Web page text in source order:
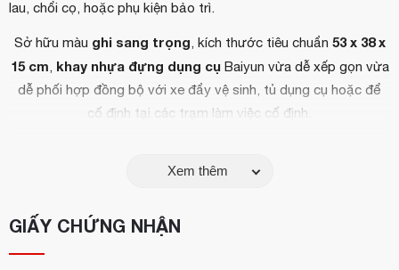
lau, chổi cọ, hoặc phụ kiện bảo trì.
Sở hữu màu ghi sang trọng, kích thước tiêu chuẩn 53 x 38 x
15 cm, khay nhựa đựng dụng cụBaiyun vừa dễ xếp gọn vừa
dễ phối hợp đồng bộ với xe đẩy vệ sinh, tủ dụng cụ hoặc để
cố định tại các trạm làm việc cố định.
Xem thêm
GIẤY CHỨNG NHẬN